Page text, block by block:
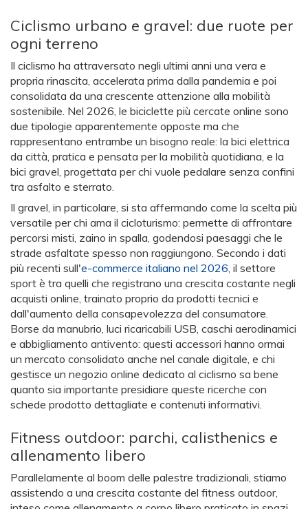
Ciclismo urbano e gravel: due ruote per
ogni terreno
Il ciclismo ha attraversato negli ultimi anni una vera e
propria rinascita, accelerata prima dalla pandemia e poi
consolidata da una crescente attenzione alla mobilità
sostenibile. Nel 2026, le biciclette più cercate online sono
due tipologie apparentemente opposte ma che
rappresentano entrambe un bisogno reale: la bici elettrica
da città, pratica e pensata per la mobilità quotidiana, e la
bici gravel, progettata per chi vuole pedalare senza confini
tra asfalto e sterrato.
Il gravel, in particolare, si sta affermando come la scelta più
versatile per chi ama il cicloturismo: permette di affrontare
percorsi misti, zaino in spalla, godendosi paesaggi che le
strade asfaltate spesso non raggiungono. Secondo i dati
più recenti sull'e-commerce italiano nel 2026 , il settore
sport è tra quelli che registrano una crescita costante negli
acquisti online, trainato proprio da prodotti tecnici e
dall'aumento della consapevolezza del consumatore.
Borse da manubrio, luci ricaricabili USB, caschi aerodinamici
e abbigliamento antivento: questi accessori hanno ormai
un mercato consolidato anche nel canale digitale, e chi
gestisce un negozio online dedicato al ciclismo sa bene
quanto sia importante presidiare queste ricerche con
schede prodotto dettagliate e contenuti informativi.
Fitness outdoor: parchi, calisthenics e
allenamento libero
Parallelamente al boom delle palestre tradizionali, stiamo
assistendo a una crescita costante del fitness outdoor,